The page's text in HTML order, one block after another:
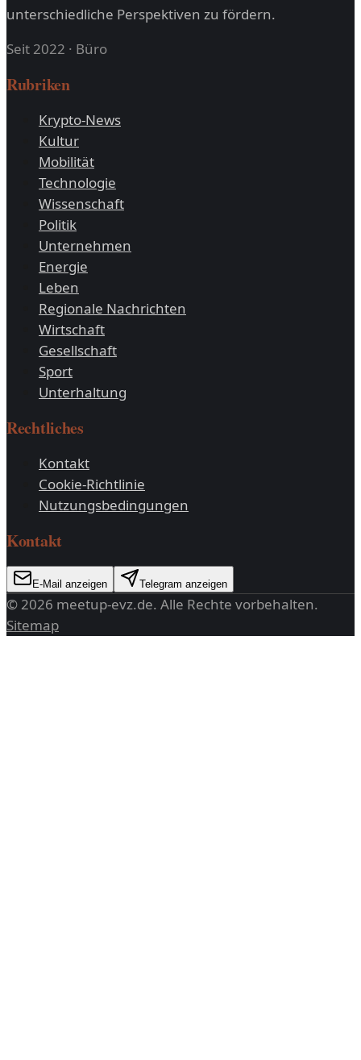
unterschiedliche Perspektiven zu fördern.
Seit 2022 · Büro
Rubriken
Krypto-News
Kultur
Mobilität
Technologie
Wissenschaft
Politik
Unternehmen
Energie
Leben
Regionale Nachrichten
Wirtschaft
Gesellschaft
Sport
Unterhaltung
Rechtliches
Kontakt
Cookie-Richtlinie
Nutzungsbedingungen
Kontakt
E-Mail anzeigen Telegram anzeigen
©2026 meetup-evz.de. Alle Rechte vorbehalten.
Sitemap